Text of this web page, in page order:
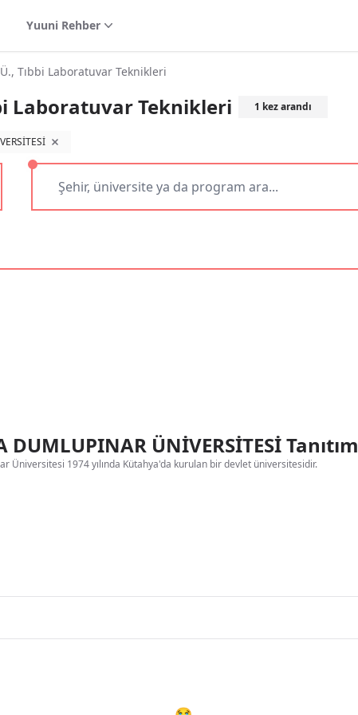
Yuuni Rehber
Ü., Tıbbi Laboratuvar Teknikleri
Laboratuvar Teknikleri 1 kez arandı
filtreyi kaldır
DUMLUPINAR ÜNİVERSİTESİ Tanıtım
Üniversitesi 1974 yılında Kütahya'da kurulan bir devlet üniversitesidir.